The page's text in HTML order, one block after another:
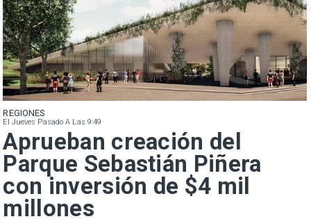
REGIONES
El Jueves Pasado A Las 9:49
Aprueban creación del
Parque Sebastián Piñera
con inversión de $4 mil
millones